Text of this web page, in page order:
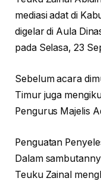
mediasi adat di
digelar di Aula
pada Selasa, 23
Sebelum acara
Timur juga
Pengurus Majelis
Penguatan
Dalam
Teuku Zainal